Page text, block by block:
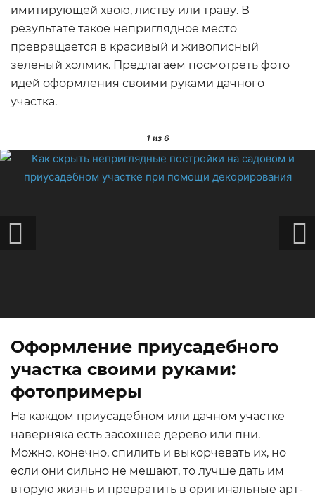
имитирующей хвою, листву или траву. В
результате такое неприглядное место
превращается в красивый и живописный
зеленый холмик. Предлагаем посмотреть фото
идей оформления своими руками дачного
участка.
1из 6
Оформление приусадебного
участка своими руками:
фотопримеры
На каждом приусадебном или дачном участке
наверняка есть засохшее дерево или пни.
Можно, конечно, спилить и выкорчевать их, но
если они сильно не мешают, то лучше дать им
вторую жизнь и превратить в оригинальные арт-